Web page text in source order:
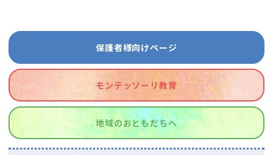
保護者様向けページ
モンテッソーリ教育
地域のおともだちへ